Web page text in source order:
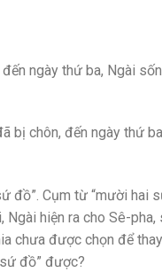
ngày thứ ba, Ngài
bị chôn, đến ngày thứ
đồ”. Cụm từ “mười
Ngài hiện ra cho Sê-
chưa được chọn để
đồ” được?